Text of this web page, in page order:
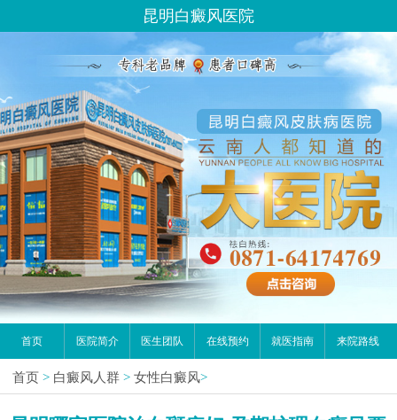
昆明白癜风医院
首页 医院简介 医生团队 在线预约 就医指南 来院路线
首页 > 白癜风人群 > 女性白癜风>